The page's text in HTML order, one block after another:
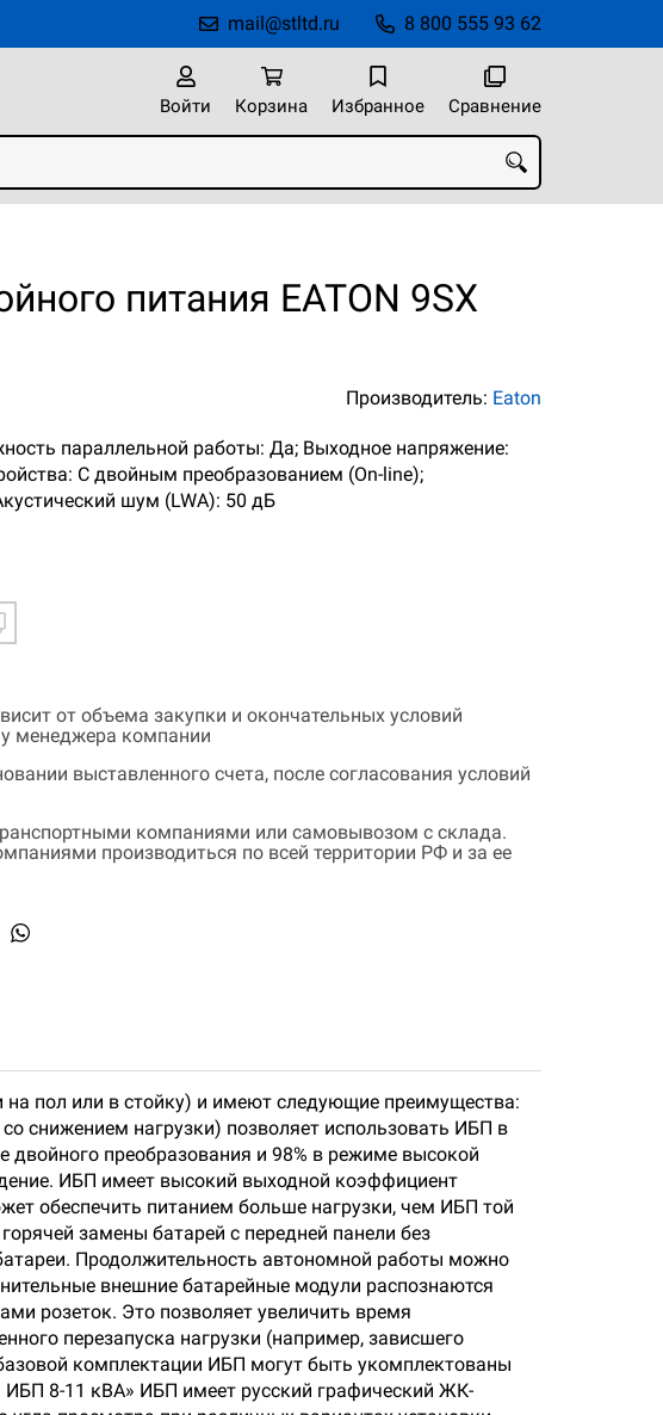
8 800 555 93 62
mail@stltd.ru
Войти Корзина Избранное Сравнение
питания EATON 9SX
Производитель: Eaton
параллельной работы: Да; Выходное напряжение:
С двойным преобразованием (On-line);
шум (LWA): 50 дБ
от объема закупки и окончательных условий
у менеджера компании
выставленного счета, после согласования условий
компаниями или самовывозом с склада.
производиться по всей территории РФ и за ее
пол или в стойку) и имеют следующие преимущества:
снижением нагрузки) позволяет использовать ИБП в
преобразования и 98% в режиме высокой
ИБП имеет высокий выходной коэффициент
обеспечить питанием больше нагрузки, чем ИБП той
замены батарей с передней панели без
Продолжительность автономной работы можно
внешние батарейные модули распознаются
розеток. Это позволяет увеличить время
перезапуска нагрузки (например, зависшего
комплектации ИБП могут быть укомплектованы
8-11 кВА» ИБП имеет русский графический ЖК-